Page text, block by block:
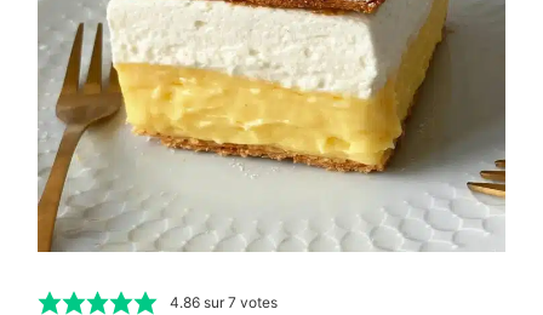
4.86sur7 votes